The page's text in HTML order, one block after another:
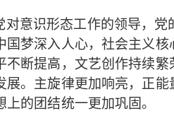
对意识形态工作的领导，党
梦深入人心，社会主义
不断提高 ，文艺创作持续
。
主旋律更加响亮，正
的团结统一更加巩固。